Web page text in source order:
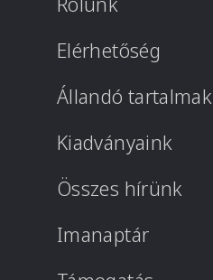
Elérhetőség
Állandó tartalmak
Kiadványaink
Összes hírünk
Imanaptár